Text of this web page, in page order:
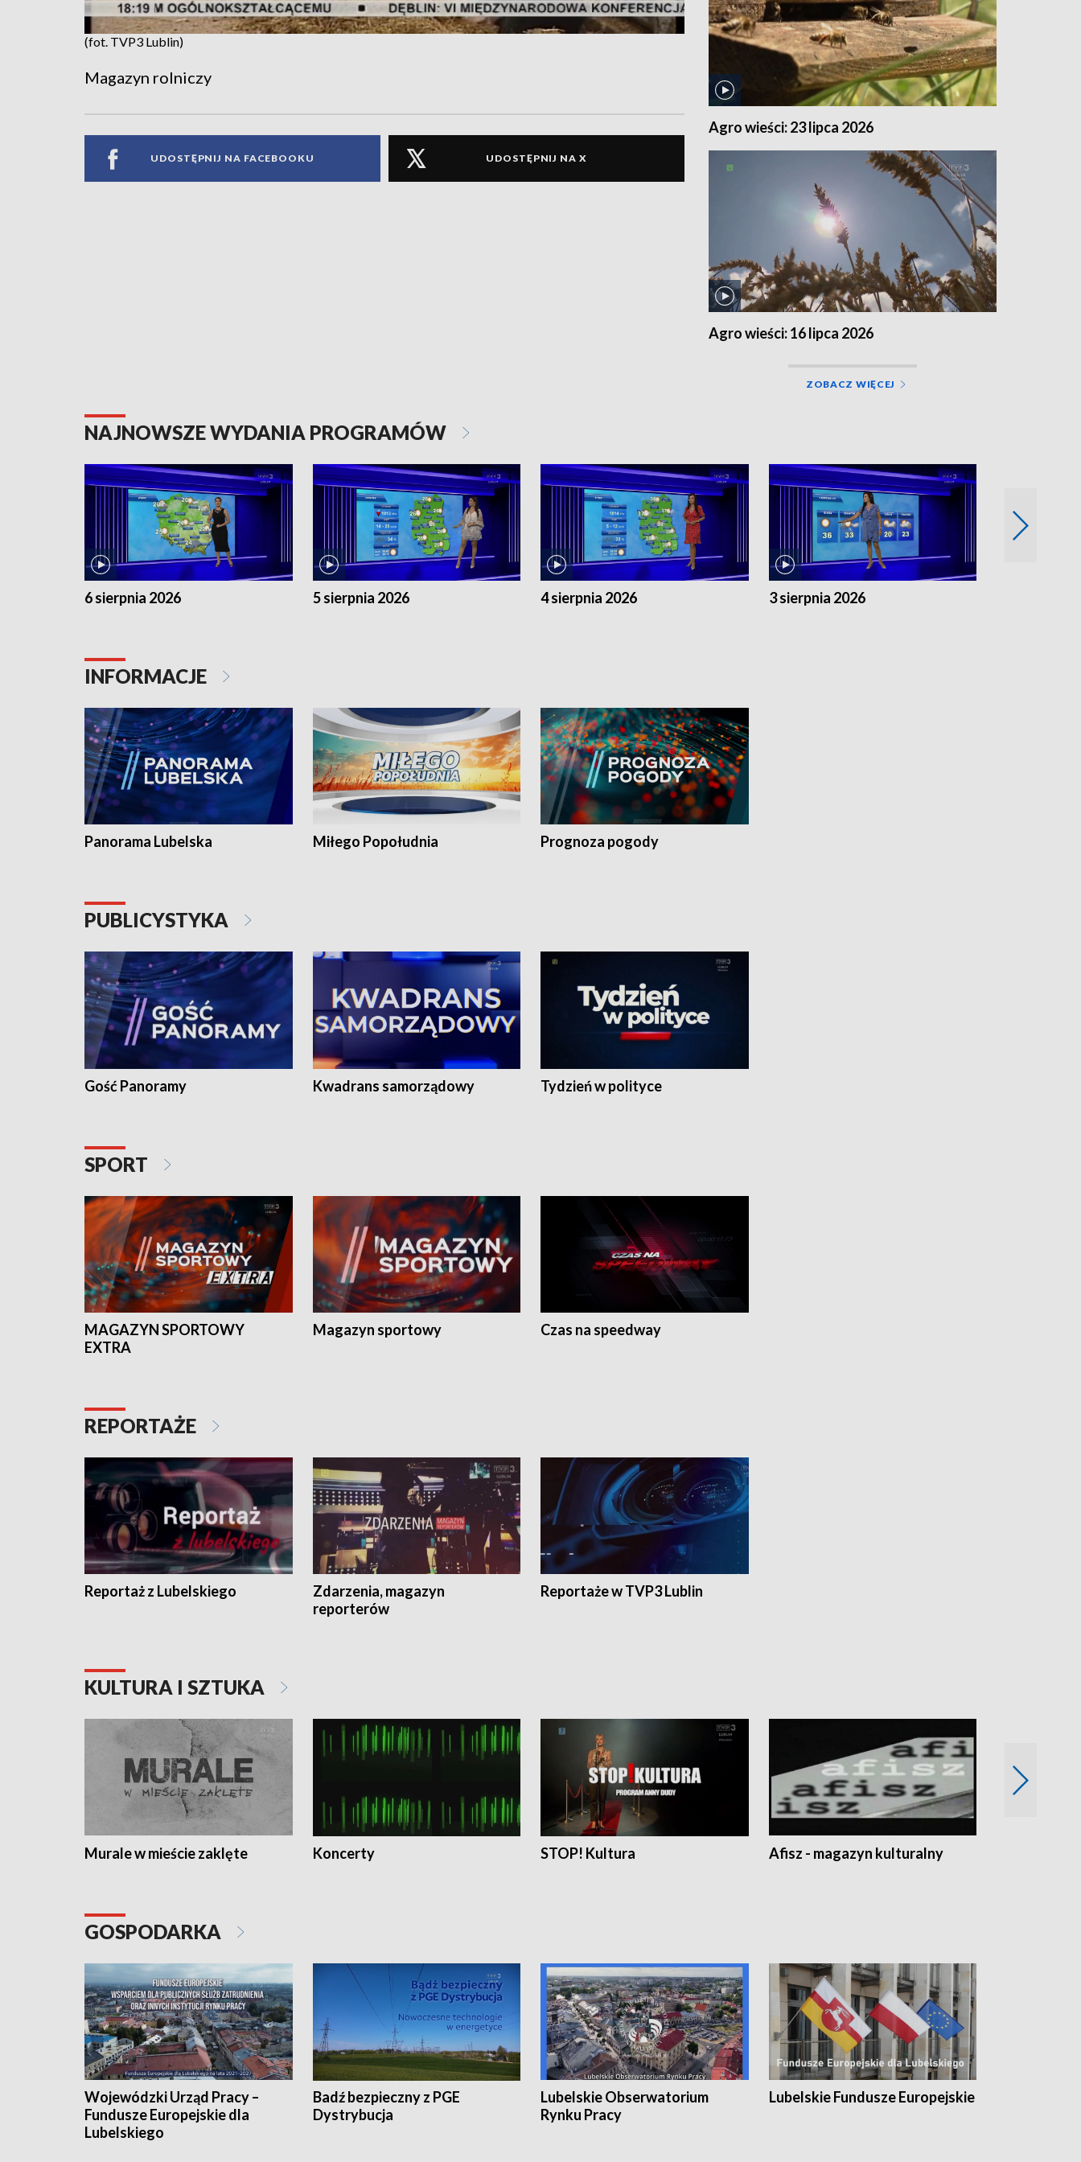
(fot. TVP3 Lublin)
Magazyn rolniczy
UDOSTĘPNIJ NA FACEBOOKU UDOSTĘPNIJ NA X
Agro wieści: 23 lipca 2026
Agro wieści: 16 lipca 2026
ZOBACZ WIĘCEJ
NAJNOWSZE WYDANIA PROGRAMÓW
6 sierpnia 2026 5 sierpnia 2026 4 sierpnia 2026 3 sierpnia 2026
INFORMACJE
Panorama Lubelska Miłego Popołudnia Prognoza pogody
PUBLICYSTYKA
Gość Panoramy Kwadrans samorządowy Tydzień w polityce
SPORT
MAGAZYN SPORTOWY
EXTRA
Magazyn sportowy Czas na speedway
REPORTAŻE
Reportaż z Lubelskiego
Zdarzenia, magazyn
reporterów
Reportaże w TVP3 Lublin
KULTURA I SZTUKA
Murale w mieście zaklęte Koncerty STOP! Kultura Afisz - magazyn kulturalny
GOSPODARKA
Wojewódzki Urząd Pracy –
Fundusze Europejskie dla
Lubelskiego
Badź bezpieczny z PGE
Dystrybucja
Lubelskie Obserwatorium
Rynku Pracy
Lubelskie Fundusze Europejskie